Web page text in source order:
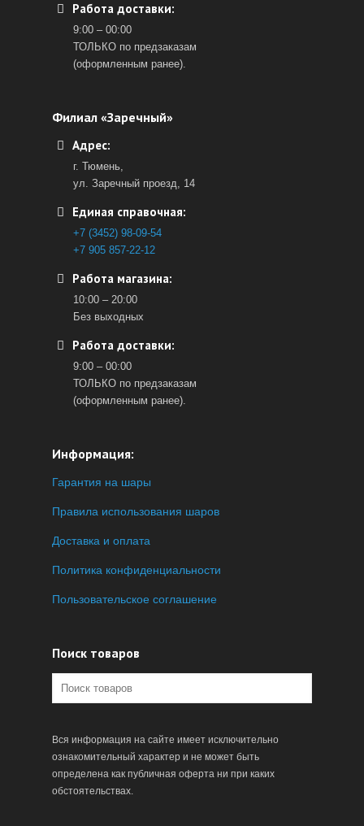
Работа доставки:
9:00 – 00:00
ТОЛЬКО по предзаказам
(оформленным ранее).
Филиал «Заречный»
Адрес:
г. Тюмень,
ул. Заречный проезд, 14
Единая справочная:
+7 (3452) 98-09-54
+7 905 857-22-12
Работа магазина:
10:00 – 20:00
Без выходных
Работа доставки:
9:00 – 00:00
ТОЛЬКО по предзаказам
(оформленным ранее).
Информация:
Гарантия на шары
Правила использования шаров
Доставка и оплата
Политика конфиденциальности
Пользовательское соглашение
Поиск товаров
Вся информация на сайте имеет исключительно
ознакомительный характер и не может быть
определена как публичная оферта ни при каких
обстоятельствах.